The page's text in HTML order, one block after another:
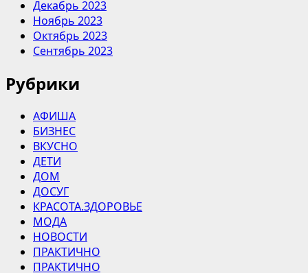
Декабрь 2023
Ноябрь 2023
Октябрь 2023
Сентябрь 2023
Рубрики
АФИША
БИЗНЕС
ВКУСНО
ДЕТИ
ДОМ
ДОСУГ
КРАСОТА.ЗДОРОВЬЕ
МОДА
НОВОСТИ
ПРАКТИЧНО
ПРАКТИЧНО